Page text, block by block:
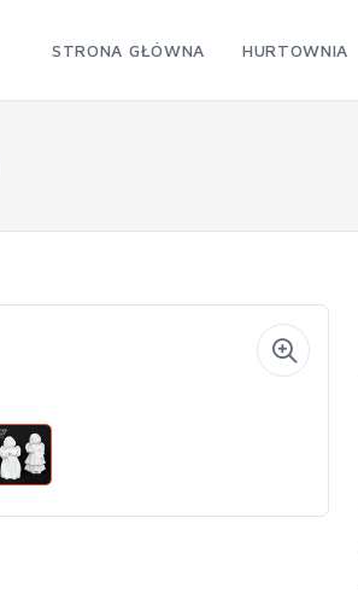
STRONA GŁÓWNA HURTOWNIA